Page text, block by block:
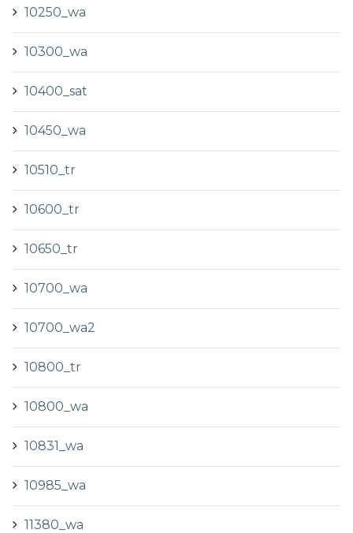
10250_wa
10300_wa
10400_sat
10450_wa
10510_tr
10600_tr
10650_tr
10700_wa
10700_wa2
10800_tr
10800_wa
10831_wa
10985_wa
11380_wa